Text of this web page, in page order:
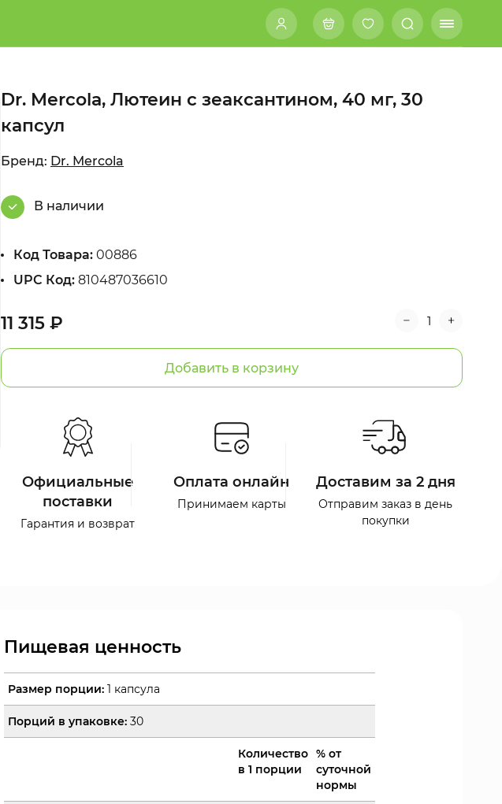
Dr. Mercola, Лютеин с зеаксантином, 40 мг, 30
капсул
11 315 ₽
Добавить в корзину
Бренд: Dr. Mercola
В наличии
Код Товара: 00886
UPC Код: 810487036610
Официальные
поставки
Гарантия и возврат
Оплата онлайн
Принимаем карты
Доставим за 2 дня
Отправим заказ в день
покупки
Пищевая ценность
Размер порции: 1 капсула
Порций в упаковке: 30
Количество
в 1 порции
% от
суточной
нормы